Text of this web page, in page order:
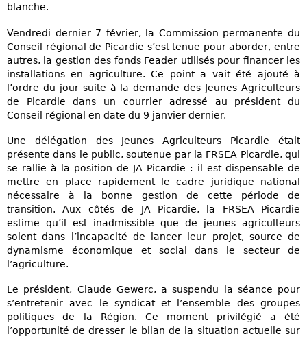
blanche.
Vendredi dernier 7 février, la Commission permanente du
Conseil régional de Picardie s’est tenue pour aborder, entre
autres, la gestion des fonds Feader utilisés pour financer les
installations en agriculture. Ce point a vait été ajouté à
l’ordre du jour suite à la demande des Jeunes Agriculteurs
de Picardie dans un courrier adressé au président du
Conseil régional en date du 9 janvier dernier.
Une délégation des Jeunes Agriculteurs Picardie était
présente dans le public, soutenue par la FRSEA Picardie, qui
se rallie à la position de JA Picardie : il est dispensable de
mettre en place rapidement le cadre juridique national
nécessaire à la bonne gestion de cette période de
transition. Aux côtés de JA Picardie, la FRSEA Picardie
estime qu’il est inadmissible que de jeunes agriculteurs
soient dans l’incapacité de lancer leur projet, source de
dynamisme économique et social dans le secteur de
l’agriculture.
Le président, Claude Gewerc, a suspendu la séance pour
s’entretenir avec le syndicat et l’ensemble des groupes
politiques de la Région. Ce moment privilégié a été
l’opportunité de dresser le bilan de la situation actuelle sur